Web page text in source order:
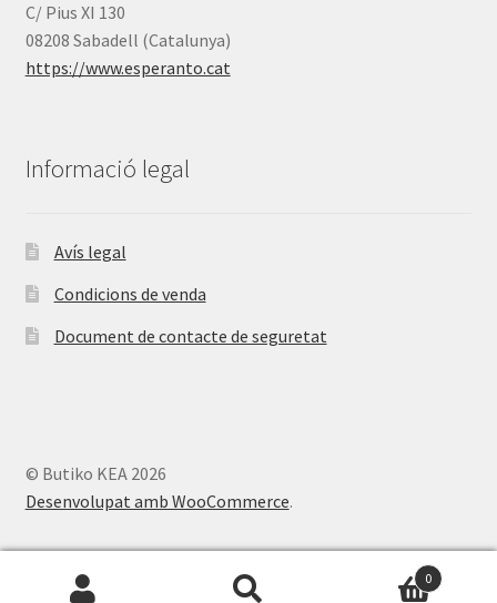
C/ Pius XI 130
08208 Sabadell (Catalunya)
https://www.esperanto.cat
Informació legal
Avís legal
Condicions de venda
Document de contacte de seguretat
© Butiko KEA 2026
Desenvolupat amb WooCommerce.
0